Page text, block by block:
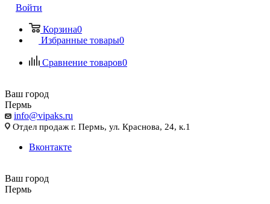
Войти
Корзина0
Избранные товары0
Сравнение товаров0
Ваш город
Пермь
info@vipaks.ru
Отдел продаж г. Пермь, ул. Краснова, 24, к.1
Вконтакте
Ваш город
Пермь